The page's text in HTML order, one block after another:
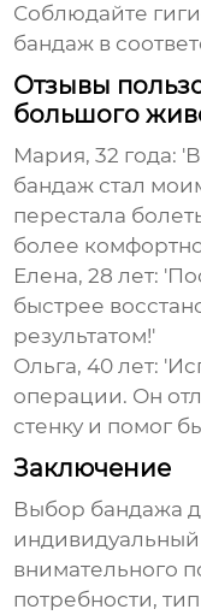
Соблюдайте
бандаж в
Отзывы
большого
Мария, 32 года:
бандаж стал
перестала
более
Елена, 28 лет:
быстрее
результатом!'
Ольга, 40 лет:
операции. Он
стенку и помог
Заключение
Выбор бандажа
внимательного
потребности,